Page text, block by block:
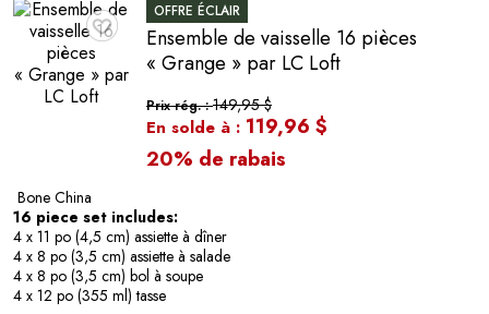
OFFRE ÉCLAIR
Ensemble de vaisselle 16 pièces
« Grange » par LC Loft
Prix rég. :149,95 $
En solde à : 119,96 $
20% de rabais
Bone China
16 piece set includes:
4 x 11 po (4,5 cm) assiette à dîner
4 x 8 po (3,5 cm) assiette à salade
4 x 8 po (3,5 cm) bol à soupe
4 x 12 po (355 ml) tasse